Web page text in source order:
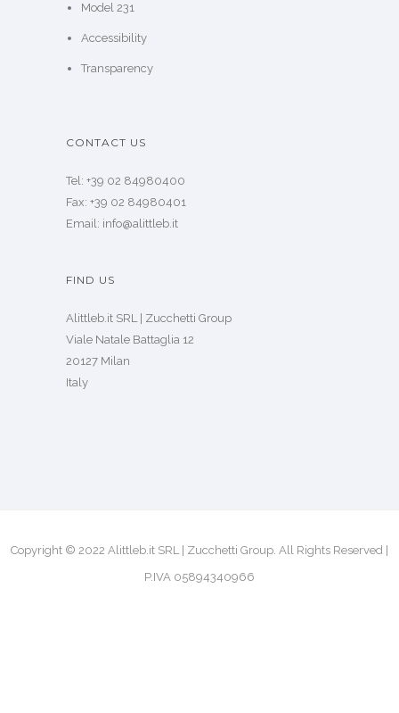
Model 231
Accessibility
Transparency
CONTACT US
Tel: +39 02 84980400
Fax: +39 02 84980401
Email: info@alittleb.it
FIND US
Alittleb.it SRL | Zucchetti Group
Viale Natale Battaglia 12
20127 Milan
Italy
Copyright © 2022 Alittleb.it SRL | Zucchetti Group. All Rights Reserved |
P.IVA 05894340966